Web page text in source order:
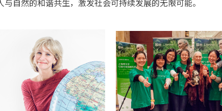
自然的和谐共生，激发社会可持续发展的无限可能。